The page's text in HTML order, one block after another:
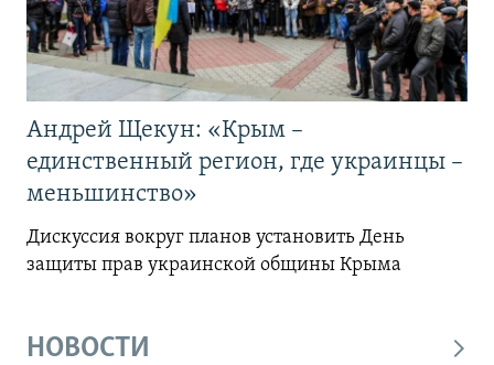
Андрей Щекун: «Крым –
единственный регион, где украинцы –
меньшинство»
Дискуссия вокруг планов установить День
защиты прав украинской общины Крыма
НОВОСТИ